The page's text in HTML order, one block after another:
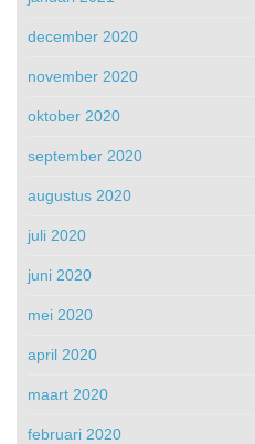
december 2020
november 2020
oktober 2020
september 2020
augustus 2020
juli 2020
juni 2020
mei 2020
april 2020
maart 2020
februari 2020